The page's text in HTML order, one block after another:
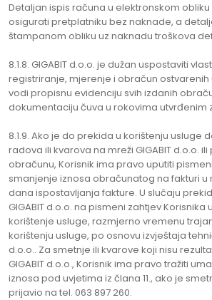
Detaljan ispis računa u elektronskom obliku
osigurati pretplatniku bez naknade, a
štampanom obliku uz naknadu troškova
8.1.8. GIGABIT d.o.o. je dužan uspostaviti
registriranje, mjerenje i obračun ostvarenih
vodi propisnu evidenciju svih izdanih
dokumentaciju čuva u rokovima utvrđenim
8.1.9. Ako je do prekida u korištenju usluge
radova ili kvarova na mreži GIGABIT d.o.o.
obračunu, Korisnik ima pravo uputiti
smanjenje iznosa obračunatog na fakturi u
dana ispostavljanja fakture. U slučaju
GIGABIT d.o.o. na pismeni zahtjev
korištenje usluge, razmjerno vremenu
korištenju usluge, po osnovu izvještaja
d.o.o.. Za smetnje ili kvarove koji nisu
GIGABIT d.o.o., Korisnik ima pravo tražiti
iznosa pod uvjetima iz člana 11., ako je
prijavio na tel. 063 897 260.